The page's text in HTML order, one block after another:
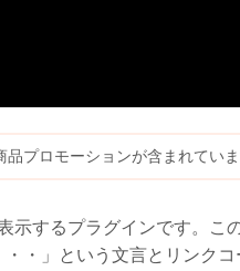
品プロモーションが含まれてい
示するプラグインです。こ
・」という文言とリンク